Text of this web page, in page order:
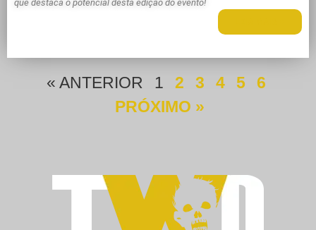
que destaca o potencial desta edição do evento!
« ANTERIOR 1 2 3 4 5
6
PRÓXIMO »